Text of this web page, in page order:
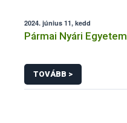
2024. június 11, kedd
Pármai Nyári Egyetem
TOVÁBB >